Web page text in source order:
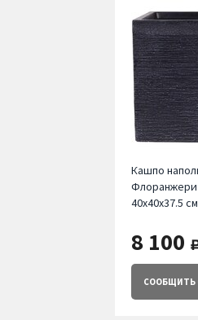
Кашпо
Флоранжери
40х40х37.5
8 100
СООБЩИТЬ